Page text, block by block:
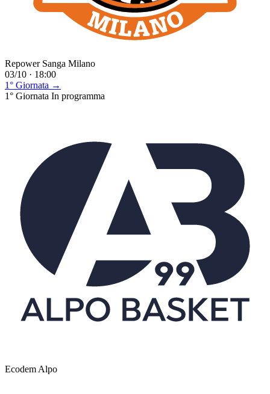
Repower Sanga Milano
03/10 · 18:00
1° Giornata →
1° Giornata In programma
Ecodem Alpo